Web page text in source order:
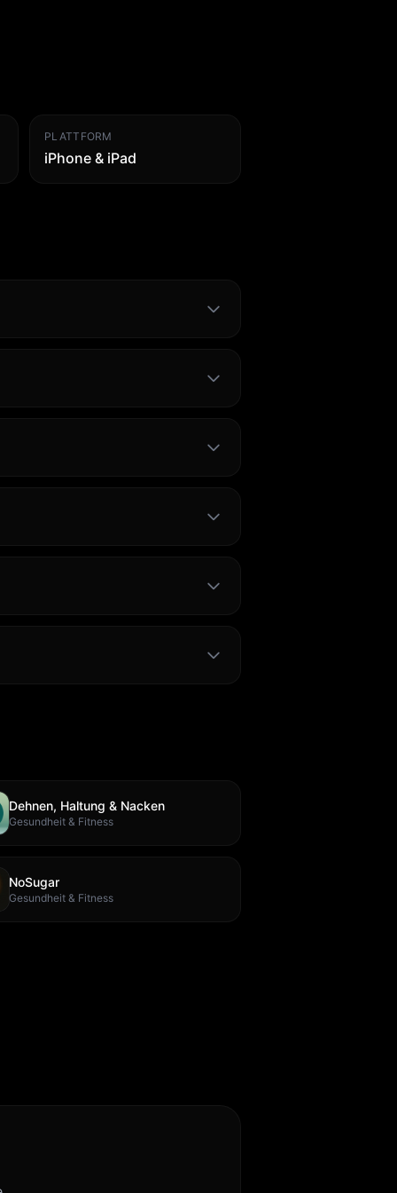
PLATTFORM
iPhone & iPad
Dehnen, Haltung & Nacken
Gesundheit & Fitness
NoSugar
Gesundheit & Fitness